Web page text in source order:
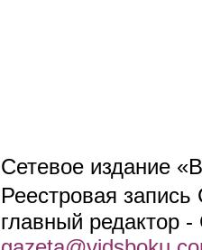
Сетевое издание
Реестровая
главный редактор